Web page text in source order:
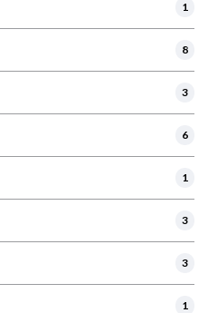
1
8
3
6
1
3
3
1